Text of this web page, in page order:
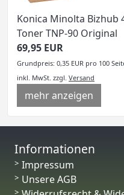
Konica Minolta Bizhub
Toner TNP-90 Original
69,95 EUR
Grundpreis: 0,35 EUR pro 100
inkl. MwSt. zzgl. Versand
mehr anzeigen
Informationen
Impressum
Unsere AGB